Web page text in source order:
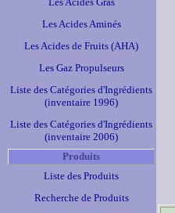
Les Acides Aminés
Les Acides de Fruits (AHA)
Les Gaz Propulseurs
Liste des Catégories d'Ingrédients
(inventaire 1996)
Liste des Catégories d'Ingrédients
(inventaire 2006)
Produits
Liste des Produits
Recherche de Produits